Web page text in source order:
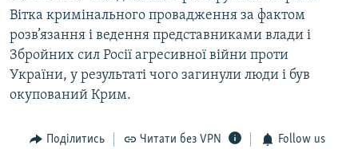
Вітка кримінального провадження за фактом
розв’язання і ведення представниками влади і
Збройних сил Росії агресивної війни проти
України, у результаті чого загинули люди і був
окупований Крим.
Поділитись Читати без VPN Follow us